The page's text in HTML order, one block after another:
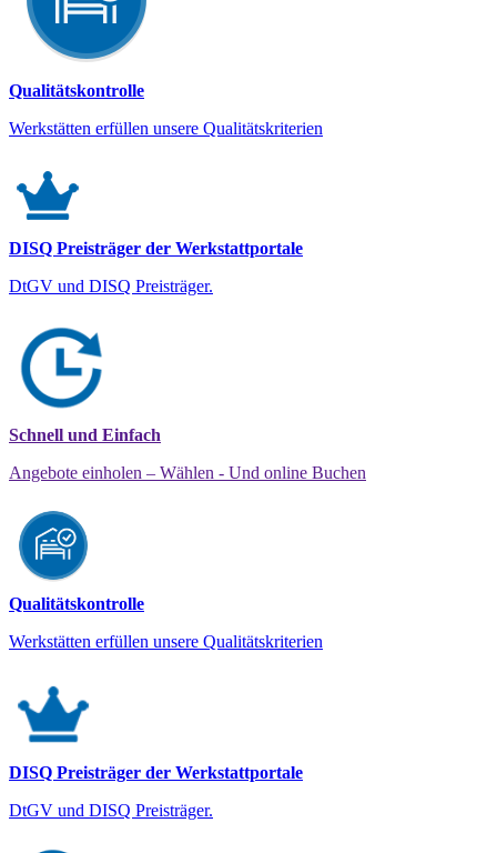
Qualitätskontrolle
Werkstätten erfüllen unsere Qualitätskriterien
DISQ Preisträger der Werkstattportale
DtGV und DISQ Preisträger.
Schnell und Einfach
Angebote einholen – Wählen - Und online Buchen
Qualitätskontrolle
Werkstätten erfüllen unsere Qualitätskriterien
DISQ Preisträger der Werkstattportale
DtGV und DISQ Preisträger.